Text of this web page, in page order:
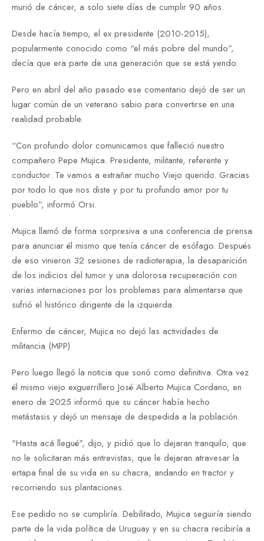
murió de cáncer, a solo siete días de cumplir 90 años.
Desde hacía tiempo, el ex presidente (2010-2015),
popularmente conocido como “el más pobre del mundo”,
decía que era parte de una generación que se está yendo.
Pero en abril del año pasado ese comentario dejó de ser un
lugar común de un veterano sabio para convertirse en una
realidad probable.
“Con profundo dolor comunicamos que falleció nuestro
compañero Pepe Mujica. Presidente, militante, referente y
conductor. Te vamos a extrañar mucho Viejo querido. Gracias
por todo lo que nos diste y por tu profundo amor por tu
pueblo”, informó Orsi.
Mujica llamó de forma sorpresiva a una conferencia de prensa
para anunciar él mismo que tenía cáncer de esófago. Después
de eso vinieron 32 sesiones de radioterapia, la desaparición
de los indicios del tumor y una dolorosa recuperación con
varias internaciones por los problemas para alimentarse que
sufrió el histórico dirigente de la izquierda.
Enfermo de cáncer, Mujica no dejó las actividades de
militancia (MPP)
Pero luego llegó la noticia que sonó como definitiva. Otra vez
él mismo viejo exguerrillero José Alberto Mujica Cordano, en
enero de 2025 informó que su cáncer había hecho
metástasis y dejó un mensaje de despedida a la población.
"Hasta acá llegué", dijo, y pidió que lo dejaran tranquilo, que
no le solicitaran más entrevistas, que le dejaran atravesar la
ertapa final de su vida en su chacra, andando en tractor y
recorriendo sus plantaciones.
Ese pedido no se cumpliría. Debilitado, Mujica seguiría siendo
parte de la vida política de Uruguay y en su chacra recibiría a